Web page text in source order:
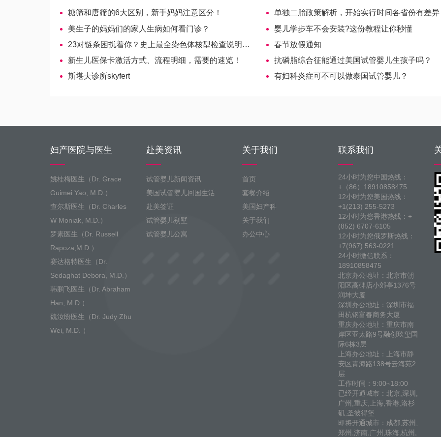
糖筛和唐筛的6大区别，新手妈妈注意区分！
单独二胎政策解析，开始实行时间各省份有差异
美生子的妈妈们的家人生病如何看门诊？
婴儿学步车不会安装?这份教程让你秒懂
23对链条困扰着你？史上最全染色体核型检查说明【干货满满】（2）
春节放假通知
新生儿医保卡激活方式、流程明细，需要的速览！
抗磷脂综合征能通过美国试管婴儿生孩子吗？
斯堪夫诊所skyfert
有妇科炎症可不可以做泰国试管婴儿？
妇产医院与医生
姚桂梅医生（Dr. Grace
Guimei Yao, M.D.）
查尔斯医生（Dr. Charles
W Moniak, M.D.）
罗素医生（Dr. Russell
Rapoza,M.D.）
赛达格特医生（Dr.
Sedaghat Debora, M.D.）
韩鹏飞医生（Dr. Abraham
Han, M.D.）
魏汝盼医生（Dr. Judy Zhu
Wei, M.D. ）
赴美资讯
试管婴儿新闻资讯
美国试管婴儿回国生活
赴美签证
试管婴儿别墅
试管婴儿公寓
关于我们
首页
套餐介绍
美国妇产科
关于我们
办公中心
联系我们
24小时为您中国热线：
+（86）18910858475
12小时为您美国热线：
+1(213) 255-5273
12小时为您香港热线：+
(852) 6707-6105
12小时为您俄罗斯热线：
+7(967) 563-0221
24小时微信联系：
18910858475
北京办公地址：北京市朝
阳区高碑店小郊亭1376号
润坤大厦
深圳办公地址：深圳市福
田杭钢富春商务大厦
重庆办公地址：重庆市南
岸区亚太路9号融创玖玺国
际6栋3层
上海办公地址：上海市静
安区青海路138号云海苑2
层
工作时间：9:00~18:00
已经开通城市：北京,深圳,
广州,重庆,上海,香港,洛杉
矶,圣彼得堡
即将开通城市：成都,苏州,
郑州,济南,广州,珠海,杭州,